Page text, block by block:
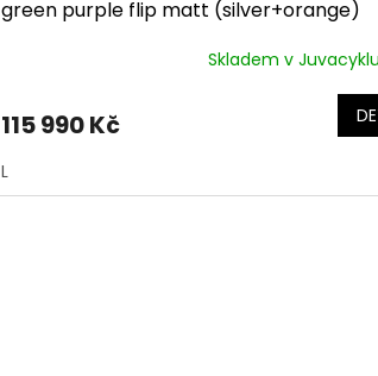
green purple flip matt (silver+orange)
Skladem v Juvacyklu
115 990 Kč
L